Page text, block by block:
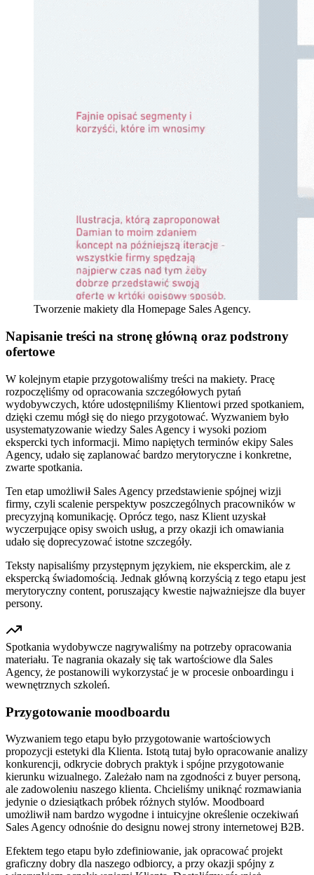
Tworzenie makiety dla Homepage Sales Agency.
Napisanie treści na stronę główną oraz podstrony
ofertowe
W kolejnym etapie przygotowaliśmy treści na makiety. Pracę
rozpoczęliśmy od opracowania szczegółowych pytań
wydobywczych, które udostępniliśmy Klientowi przed spotkaniem,
dzięki czemu mógł się do niego przygotować. Wyzwaniem było
usystematyzowanie wiedzy Sales Agency i wysoki poziom
ekspercki tych informacji. Mimo napiętych terminów ekipy Sales
Agency, udało się zaplanować bardzo merytoryczne i konkretne,
zwarte spotkania.
Ten etap umożliwił Sales Agency przedstawienie spójnej wizji
firmy, czyli scalenie perspektyw poszczególnych pracowników w
precyzyjną komunikację. Oprócz tego, nasz Klient uzyskał
wyczerpujące opisy swoich usług, a przy okazji ich omawiania
udało się doprecyzować istotne szczegóły.
Teksty napisaliśmy przystępnym językiem, nie eksperckim, ale z
ekspercką świadomością. Jednak główną korzyścią z tego etapu jest
merytoryczny content, poruszający kwestie najważniejsze dla buyer
persony.
Spotkania wydobywcze nagrywaliśmy na potrzeby opracowania
materiału. Te nagrania okazały się tak wartościowe dla Sales
Agency, że postanowili wykorzystać je w procesie onboardingu i
wewnętrznych szkoleń.
Przygotowanie moodboardu
Wyzwaniem tego etapu było przygotowanie wartościowych
propozycji estetyki dla Klienta. Istotą tutaj było opracowanie analizy
konkurencji, odkrycie dobrych praktyk i spójne przygotowanie
kierunku wizualnego. Zależało nam na zgodności z buyer personą,
ale zadowoleniu naszego klienta. Chcieliśmy uniknąć rozmawiania
jedynie o dziesiątkach próbek różnych stylów. Moodboard
umożliwił nam bardzo wygodne i intuicyjne określenie oczekiwań
Sales Agency odnośnie do designu nowej strony internetowej B2B.
Efektem tego etapu było zdefiniowanie, jak opracować projekt
graficzny dobry dla naszego odbiorcy, a przy okazji spójny z